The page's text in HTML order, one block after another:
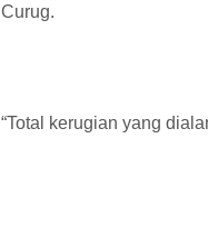
Curug.
“Total kerugian yang